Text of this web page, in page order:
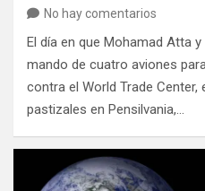
No hay comentarios
El día en que Mohamad Atta
mando de cuatro aviones
contra el World Trade Center,
pastizales en Pensilvania,…